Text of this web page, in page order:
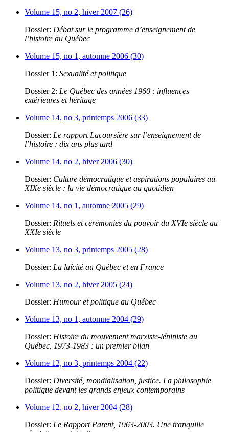
Volume 15, no 2, hiver 2007 (26)
Dossier: Débat sur le programme d’enseignement de
l’histoire au Québec
Volume 15, no 1, automne 2006 (30)
Dossier 1: Sexualité et politique
Dossier 2: Le Québec des années 1960 : influences
extérieures et héritage
Volume 14, no 3, printemps 2006 (33)
Dossier: Le rapport Lacoursière sur l’enseignement de
l’histoire : dix ans plus tard
Volume 14, no 2, hiver 2006 (30)
Dossier: Culture démocratique et aspirations populaires au
XIXe siècle : la vie démocratique au quotidien
Volume 14, no 1, automne 2005 (29)
Dossier: Rituels et cérémonies du pouvoir du XVIe siècle au
XXIe siècle
Volume 13, no 3, printemps 2005 (28)
Dossier: La laïcité au Québec et en France
Volume 13, no 2, hiver 2005 (24)
Dossier: Humour et politique au Québec
Volume 13, no 1, automne 2004 (29)
Dossier: Histoire du mouvement marxiste-léniniste au
Québec, 1973-1983 : un premier bilan
Volume 12, no 3, printemps 2004 (22)
Dossier: Diversité, mondialisation, justice. La philosophie
politique devant les grands enjeux contemporains
Volume 12, no 2, hiver 2004 (28)
Dossier: Le Rapport Parent, 1963-2003. Une tranquille